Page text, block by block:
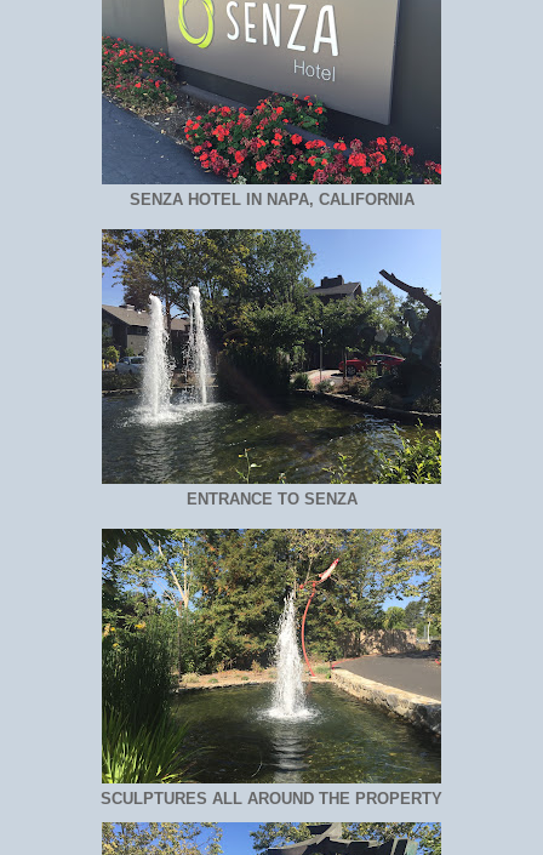
SENZA HOTEL IN NAPA, CALIFORNIA
ENTRANCE TO SENZA
SCULPTURES ALL AROUND THE PROPERTY